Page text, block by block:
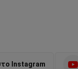
Instagram